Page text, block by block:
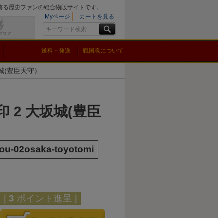
歴史ファンの総合物販サイトです。
Myページ
カートを見る
送料・発送 戦国魂について
豊臣天守）
2 大坂城(豊臣
02osaka-toyotomi
[ 3 ポイント進呈 ]